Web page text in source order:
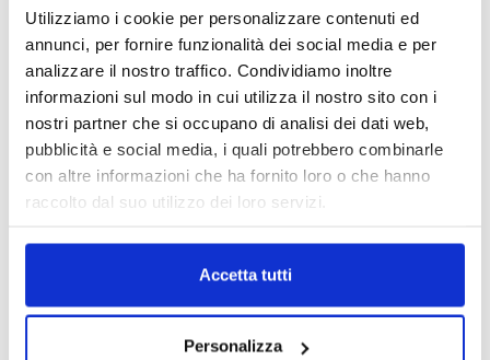
Utilizziamo i cookie per personalizzare contenuti ed
annunci, per fornire funzionalità dei social media e per
analizzare il nostro traffico. Condividiamo inoltre
informazioni sul modo in cui utilizza il nostro sito con i
nostri partner che si occupano di analisi dei dati web,
pubblicità e social media, i quali potrebbero combinarle
con altre informazioni che ha fornito loro o che hanno
raccolto dal suo utilizzo dei loro servizi.
Accetta tutti
Personalizza
mentre nella fascia 55-74 anni la filiale resta la scelta
predominante.
fortemente legato al canale delle agenzie. Per le polizze più
semplici, come quelle di viaggio, la maggioranza preferisce
l’interazione fisica in agenzia.
PMI e microimprese
I dati di utilizzo dei canali digitali nella gestione finanziaria